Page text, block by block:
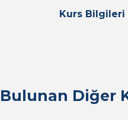
Kurs Bilgileri
Bulunan Diğer